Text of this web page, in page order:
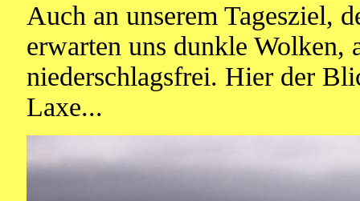
Auch an unserem Tagesziel,
erwarten uns dunkle Wolken,
niederschlagsfrei. Hier der
Laxe...